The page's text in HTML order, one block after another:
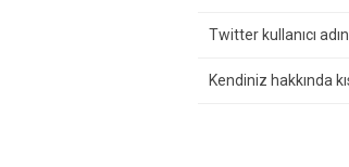
Twitter kullanıcı
Kendiniz hakkında